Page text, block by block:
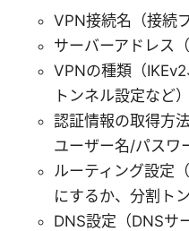
VPN接続名（接続
サーバーアドレス
VPNの種類（
トンネル設定など）
認証情報の取得方
ユーザー名/パスワ
ルーティング設定
にするか、分割ト
DNS設定（DNSサ